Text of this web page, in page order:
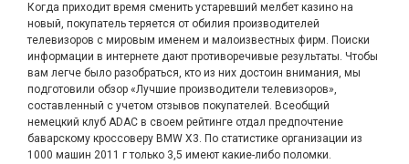
Когда приходит время сменить устаревший мелбет казино на
новый, покупатель теряется от обилия производителей
телевизоров с мировым именем и малоизвестных фирм. Поиски
информации в интернете дают противоречивые результаты. Чтобы
вам легче было разобраться, кто из них достоин внимания, мы
подготовили обзор «Лучшие производители телевизоров»,
составленный с учетом отзывов покупателей. Всеобщий
немецкий клуб ADAC в своем рейтинге отдал предпочтение
баварскому кроссоверу BMW X3. По статистике организации из
1000 машин 2011 г только 3,5 имеют какие-либо поломки.